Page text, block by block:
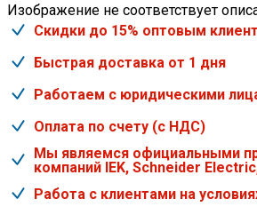
Изображение не соответствует
Скидки до 15% оптовым
Быстрая доставка от 1 дня
Работаем с юридическими
Оплата по счету (с НДС)
Мы являемся официальными
компаний IEK, Schneider Electric,
Работа с клиентами на